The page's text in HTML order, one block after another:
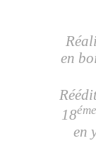
en
18éme
en